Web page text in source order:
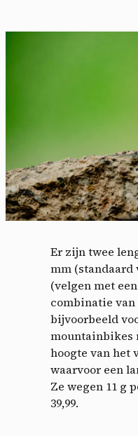
Er zijn twee
mm (standaard
(velgen met
combinatie van
bijvoorbeeld
mountainbikes
hoogte van het
waarvoor een
Ze wegen 11 g
39,99.